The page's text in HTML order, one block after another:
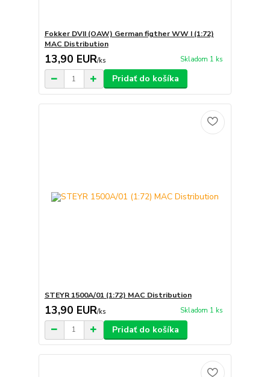
Fokker DVII (OAW) German figther WW I (1:72)
MAC Distribution
13,90 EUR/ks Skladom 1 ks
Pridať do košíka
STEYR 1500A/01 (1:72) MAC Distribution
13,90 EUR/ks Skladom 1 ks
Pridať do košíka